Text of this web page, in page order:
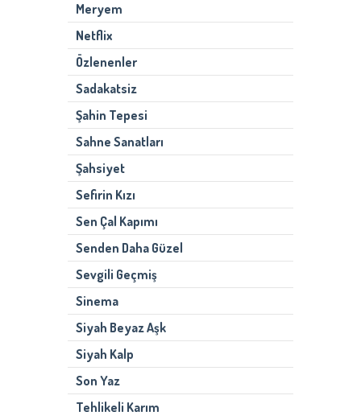
Meryem
Netflix
Özlenenler
Sadakatsiz
Şahin Tepesi
Sahne Sanatları
Şahsiyet
Sefirin Kızı
Sen Çal Kapımı
Senden Daha Güzel
Sevgili Geçmiş
Sinema
Siyah Beyaz Aşk
Siyah Kalp
Son Yaz
Tehlikeli Karım